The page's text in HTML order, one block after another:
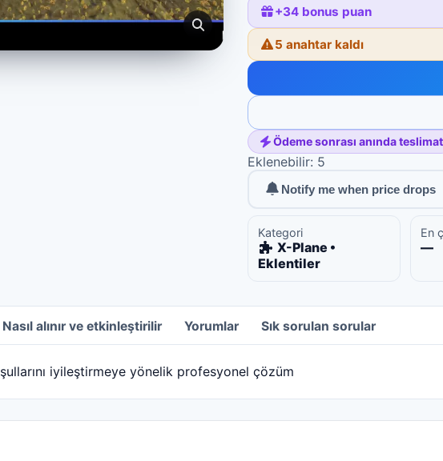
+34 bonus puan
5 anahtar kaldı
Ödeme sonrası anında teslimat
Eklenebilir: 5
Notify me when price drops
Kategori
X-Plane •
Eklentiler
En
—
Nasıl alınır ve etkinleştirilir Yorumlar Sık sorulan sorular
iyileştirmeye yönelik profesyonel çözüm